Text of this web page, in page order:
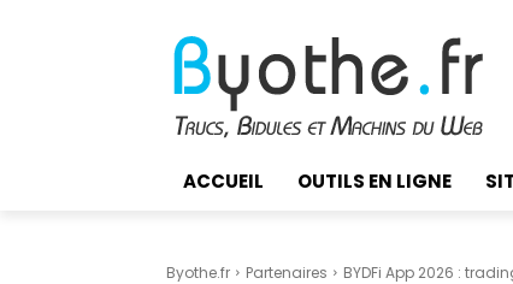
ACCUEIL OUTILS EN LIGNE
Byothe.fr Partenaires BYDFi App 2026 :